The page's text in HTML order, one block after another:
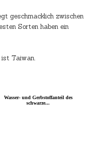
geschmacklich zwischen
Sorten haben ein
ist Taiwan.
Wasser- und Gerbstoffanteil des
schwarze...